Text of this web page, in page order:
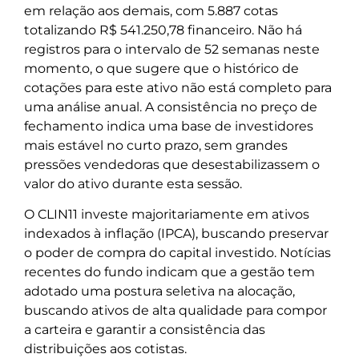
em relação aos demais, com 5.887 cotas
totalizando R$ 541.250,78 financeiro. Não há
registros para o intervalo de 52 semanas neste
momento, o que sugere que o histórico de
cotações para este ativo não está completo para
uma análise anual. A consistência no preço de
fechamento indica uma base de investidores
mais estável no curto prazo, sem grandes
pressões vendedoras que desestabilizassem o
valor do ativo durante esta sessão.
O CLIN11 investe majoritariamente em ativos
indexados à inflação (IPCA), buscando preservar
o poder de compra do capital investido. Notícias
recentes do fundo indicam que a gestão tem
adotado uma postura seletiva na alocação,
buscando ativos de alta qualidade para compor
a carteira e garantir a consistência das
distribuições aos cotistas.